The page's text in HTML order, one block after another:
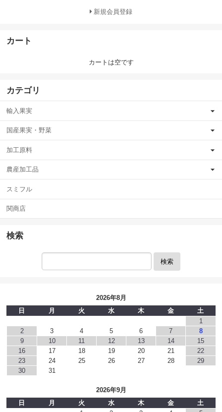
新規会員登録
カート
カートは空です
カテゴリ
輸入果実
国産果実・野菜
加工原料
農産加工品
スミフル
関商店
検索
検索
2026年8月
日
月 火 水 木 金
土
1
2
3 4 5 6 7
8
9
10 11 12 13 14
15
16
17 18 19 20 21
22
23
24 25 26 27 28
29
30
31
2026年9月
日
月 火 水 木 金
土